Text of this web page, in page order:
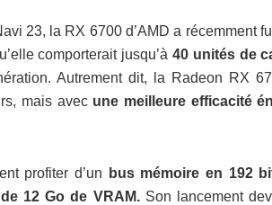
23, la RX 6700 d’AMD a récemment
comporterait jusqu’à40 unités de
Autrement dit, la Radeon RX
mais avec une meilleure efficacité
profiter d’un bus mémoire en 192
12 Go de VRAM.Son lancement